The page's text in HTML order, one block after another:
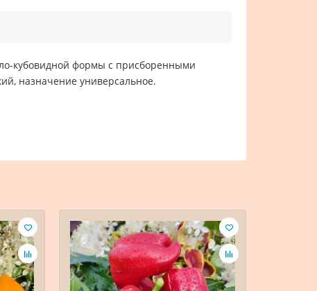
кубовидной формы с присборенными
назначение универсальное.